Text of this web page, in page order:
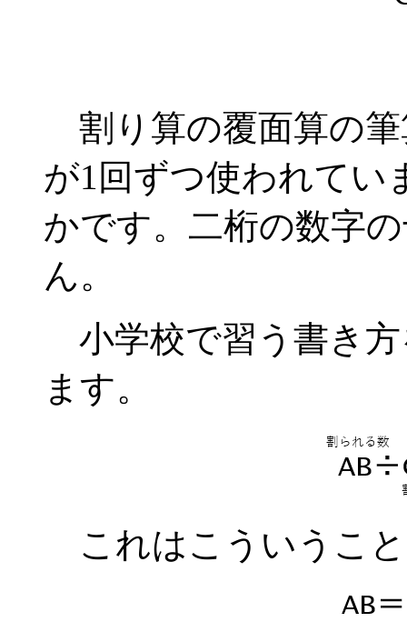
割り算の覆面算の筆
が1回ずつ使われてい
かです。二桁の数字
ん。
小学校で習う書き
ます。
これはこういうこ